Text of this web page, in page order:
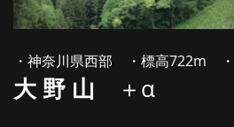
・神奈川県西部 ・標高722m
大 野 山 ＋α